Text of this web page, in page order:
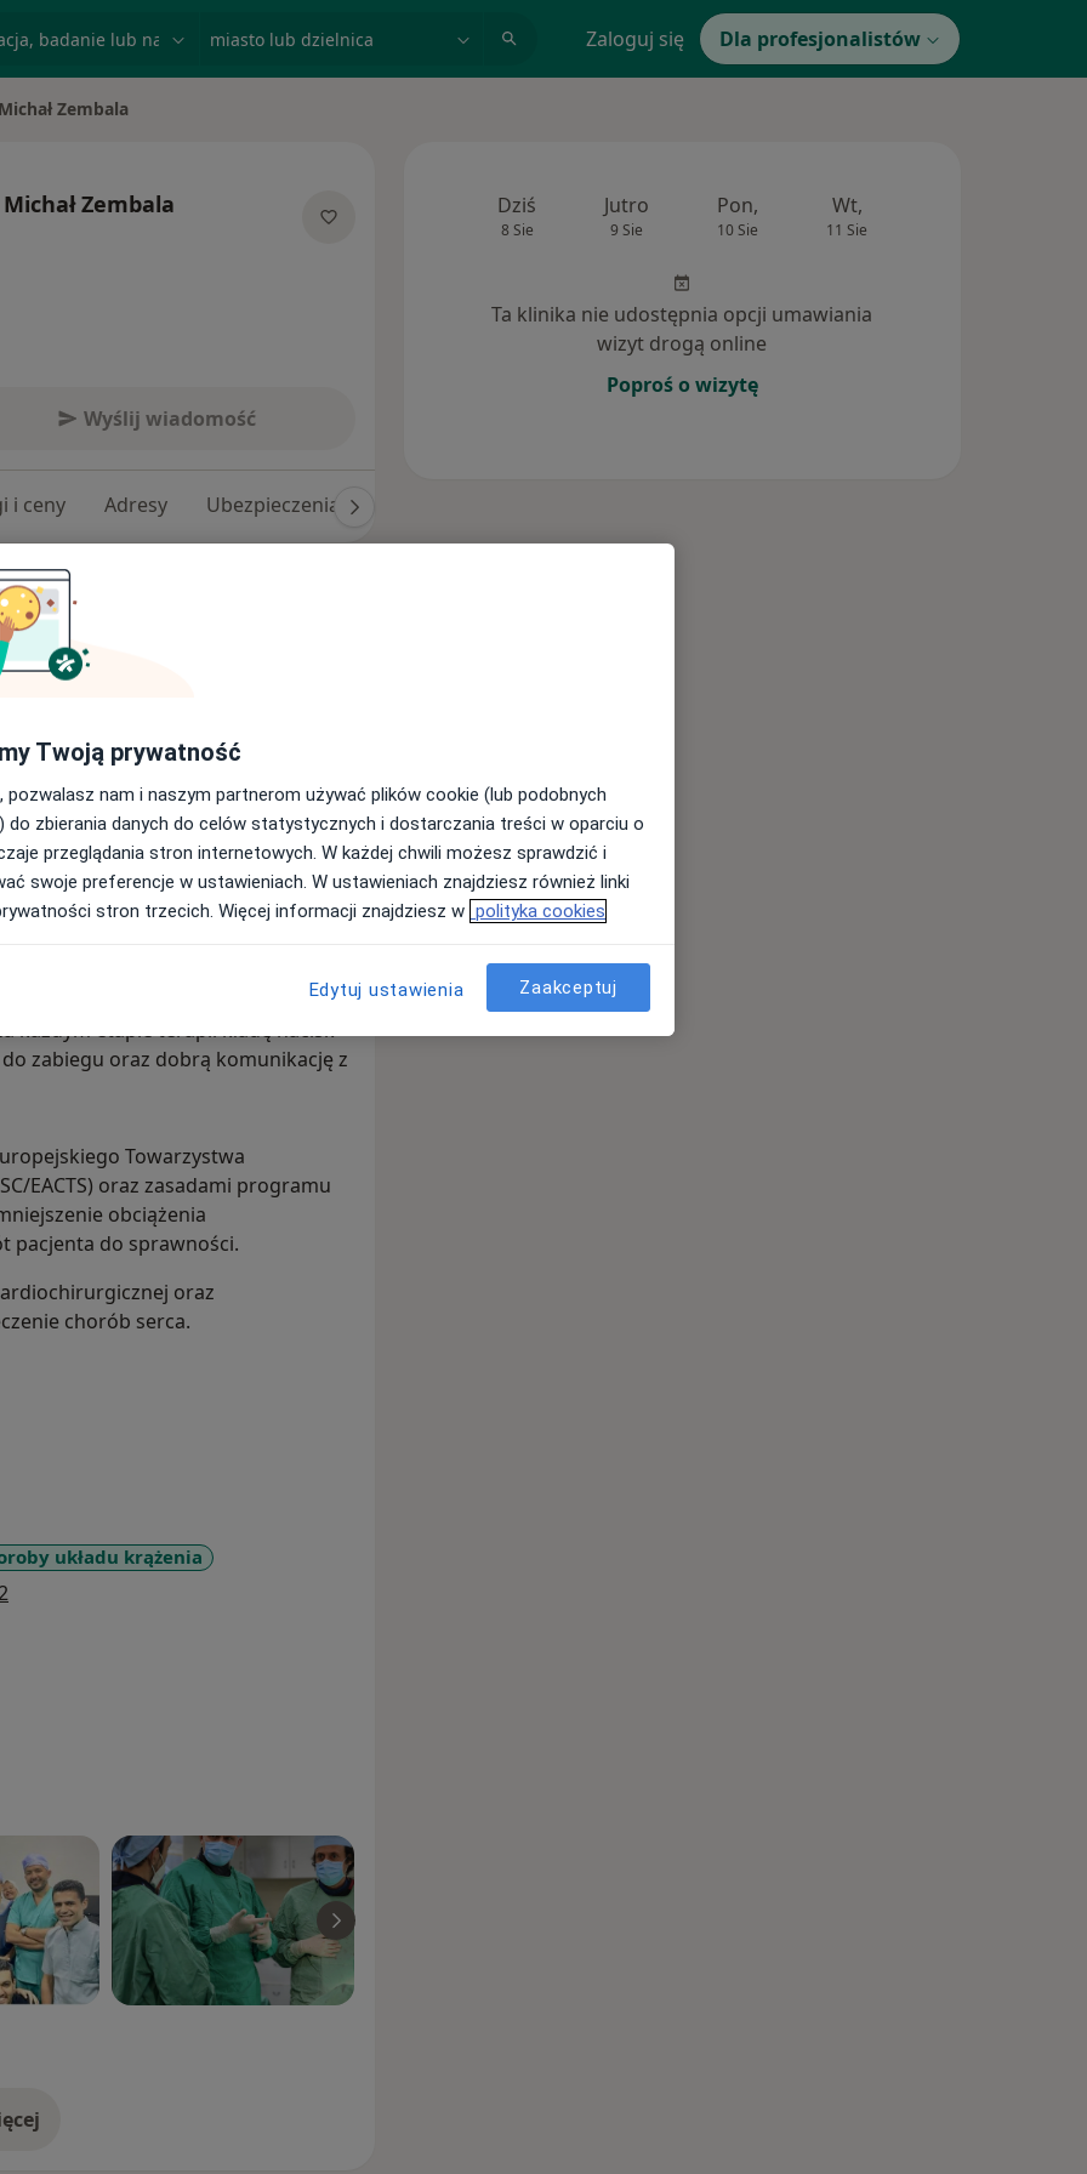
Zaloguj się Dla profesjonalistów
miasto
Michał Zembala
Michał Zembala
Wyślij wiadomość
i ceny Adresy Ubezpieczenia
chorób serca i naczyń. W
kardiochirurgicznych – od
i hybrydowe techniki
operacjach zastawek
przezcewnikowymi – TAVI),
leczeniu tętniaków aorty oraz
Prowadzę również leczenie
terapię z zastosowaniem
kwalifikację i przygotowanie
opieka nad pacjentami wysokiego
oraz kompleksowego
każdym etapie terapii kładę nacisk
zabiegu oraz dobrą komunikację z
Towarzystwa
EACTS) oraz zasadami programu
obciążenia
pacjenta do sprawności.
oraz
chorób serca.
układu krążenia
Dziś
8 Sie
Jutro
9 Sie
Pon,
10 Sie
Wt,
11 Sie
Ta klinika nie udostępnia opcji umawiania
wizyt drogą online
Poproś o wizytę
Twoją prywatność
pozwalasz nam i naszym partnerom używać plików cookie (lub podobnych
do zbierania danych do celów statystycznych i dostarczania treści w oparciu o
przeglądania stron internetowych. W każdej chwili możesz sprawdzić i
swoje preferencje w ustawieniach. W ustawieniach znajdziesz również linki
stron trzecich. Więcej informacji znajdziesz w polityka cookies
Edytuj ustawienia Zaakceptuj